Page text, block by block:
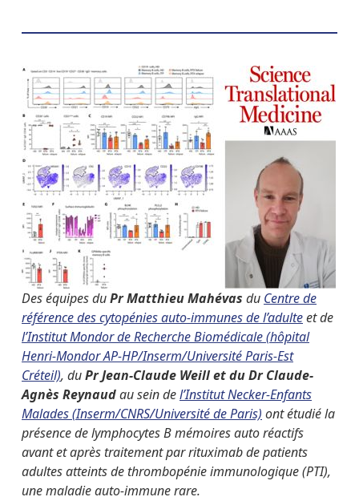
Des équipes duPr Matthieu Mahévas du Centre de
référence des cytopénies auto-immunes de l’adulteet de
l’Institut Mondor de Recherche Biomédicale (hôpital
Henri-Mondor AP-HP/Inserm/Université Paris-Est
Créteil), duPr Jean-Claude Weill et du Dr Claude-
Agnès Reynaudau sein del’Institut Necker-Enfants
Malades (Inserm/CNRS/Université de Paris) ont étudié la
présence de lymphocytes B mémoires auto réactifs
avant et après traitement par rituximab de patients
adultes atteints de thrombopénie immunologique (PTI),
une maladie auto-immune rare.